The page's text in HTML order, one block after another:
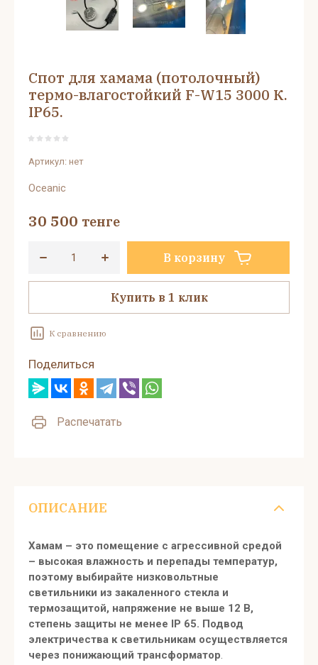
Спот для хамама (потолочный)
термо-влагостойкий F-W15 3000 К.
IP65.
Артикул: нет
Oceanic
30 500 тенге
В корзину
Купить в 1 клик
К сравнению
Поделиться
Распечатать
ОПИСАНИЕ
Хамам – это помещение с агрессивной средой
– высокая влажность и перепады температур,
поэтому выбирайте низковольтные
светильники из закаленного стекла и
термозащитой, напряжение не выше 12 В,
степень защиты не менее IP 65. Подвод
электричества к светильникам осуществляется
через понижающий трансформатор.